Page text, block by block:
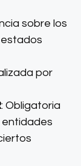
sobre los
por
: Obligatoria